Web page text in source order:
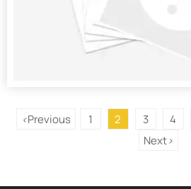
<Previous 1 2 3 4
Next>